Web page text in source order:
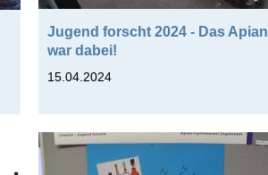
Jugend forscht 2024 - Das Apian
war dabei!
15.04.2024